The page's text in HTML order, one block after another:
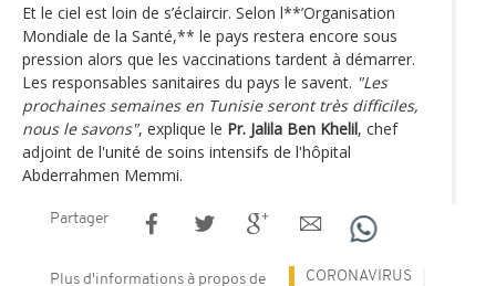
Et le ciel est loin de s’éclaircir. Selon l**’Organisation
Mondiale de la Santé,** le pays restera encore sous
pression alors que les vaccinations tardent à démarrer.
Les responsables sanitaires du pays le savent. "Les
prochaines semaines en Tunisie seront très difficiles,
nous le savons", explique le Pr. Jalila Ben Khelil, chef
adjoint de l'unité de soins intensifs de l'hôpital
Abderrahmen Memmi.
Partager
Plus d'informations à propos de CORONAVIRUS